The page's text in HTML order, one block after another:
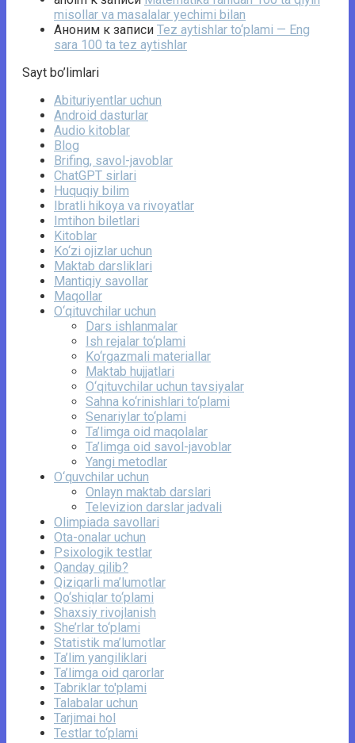
misollar va masalalar yechimi bilan
Аноним к записи Tez aytishlar to‘plami — Eng
sara 100 ta tez aytishlar
Sayt bo’limlari
Abituriyentlar uchun
Android dasturlar
Audio kitoblar
Blog
Brifing, savol-javoblar
ChatGPT sirlari
Huquqiy bilim
Ibratli hikoya va rivoyatlar
Imtihon biletlari
Kitoblar
Ko‘zi ojizlar uchun
Maktab darsliklari
Mantiqiy savollar
Maqollar
O‘qituvchilar uchun
Dars ishlanmalar
Ish rejalar to‘plami
Ko‘rgazmali materiallar
Maktab hujjatlari
O‘qituvchilar uchun tavsiyalar
Sahna ko‘rinishlari to‘plami
Senariylar to‘plami
Ta’limga oid maqolalar
Ta’limga oid savol-javoblar
Yangi metodlar
O‘quvchilar uchun
Onlayn maktab darslari
Televizion darslar jadvali
Olimpiada savollari
Ota-onalar uchun
Psixologik testlar
Qanday qilib?
Qiziqarli ma’lumotlar
Qo‘shiqlar to‘plami
Shaxsiy rivojlanish
She’rlar to‘plami
Statistik ma’lumotlar
Ta’lim yangiliklari
Ta’limga oid qarorlar
Tabriklar to'plami
Talabalar uchun
Tarjimai hol
Testlar to‘plami